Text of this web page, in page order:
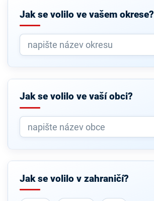
Jak se volilo ve vašem okrese?
Jak se volilo ve vaší obci?
Jak se volilo v zahraničí?